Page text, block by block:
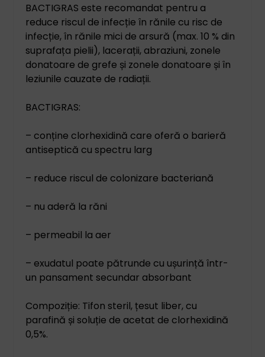
BACTIGRAS este recomandat pentru a
reduce riscul de infecție în rănile cu risc de
infecție, în rănile mici de arsură (max. 10 % din
suprafața pielii), lacerații, abraziuni, zonele
donatoare de grefe și zonele donatoare și în
leziunile cauzate de radiații.
BACTIGRAS:
– conține clorhexidină care oferă o barieră
antiseptică cu spectru larg
– reduce riscul de colonizare bacteriană
– nu aderă la răni
– permeabil la aer
– exudatul poate pătrunde cu ușurință într-
un pansament secundar absorbant
Compoziție: Tifon steril, țesut liber, cu
parafină și soluție de acetat de clorhexidină
0,5%.